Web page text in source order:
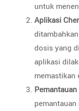
untuk
Aplikasi
dosis yang
aplikasi
memastikan